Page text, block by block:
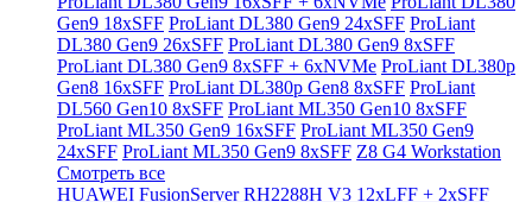
Gen9 18xSFF ProLiant DL380 Gen9 24xSFF ProLiant
DL380 Gen9 26xSFF ProLiant DL380 Gen9 8xSFF
ProLiant DL380 Gen9 8xSFF + 6xNVMe ProLiant DL380p
Gen8 16xSFF ProLiant DL380p Gen8 8xSFF ProLiant
DL560 Gen10 8xSFF ProLiant ML350 Gen10 8xSFF
ProLiant ML350 Gen9 16xSFF ProLiant ML350 Gen9
24xSFF ProLiant ML350 Gen9 8xSFF Z8 G4 Workstation
Смотреть все
HUAWEI FusionServer RH2288H V3 12xLFF + 2xSFF